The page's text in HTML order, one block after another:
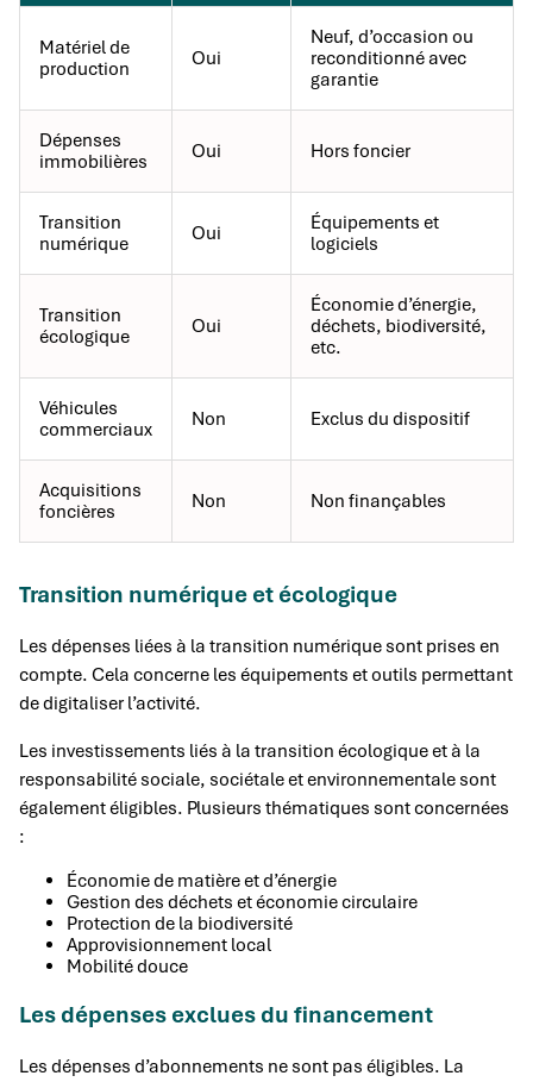
Matériel de
production
Oui
Neuf, d’occasion ou
reconditionné avec
garantie
Dépenses
immobilières
Oui Hors foncier
Transition
numérique
Oui
Équipements et
logiciels
Transition
écologique
Oui
Économie d’énergie,
déchets, biodiversité,
etc.
Véhicules
commerciaux
Non Exclus du dispositif
Acquisitions
foncières
Non Non finançables
Transition numérique et écologique
Les dépenses liées à la transition numérique sont prises en
compte. Cela concerne les équipements et outils permettant
de digitaliser l’activité.
Les investissements liés à la transition écologique et à la
responsabilité sociale, sociétale et environnementale sont
également éligibles. Plusieurs thématiques sont concernées
:
Économie de matière et d’énergie
Gestion des déchets et économie circulaire
Protection de la biodiversité
Approvisionnement local
Mobilité douce
Les dépenses exclues du financement
Les dépenses d’abonnements ne sont pas éligibles. La